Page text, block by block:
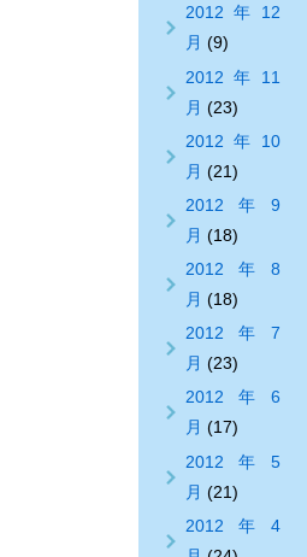
2012年12
月 (9)
2012年11
月 (23)
2012年10
月 (21)
2012年9
月 (18)
2012年8
月 (18)
2012年7
月 (23)
2012年6
月 (17)
2012年5
月 (21)
2012年4